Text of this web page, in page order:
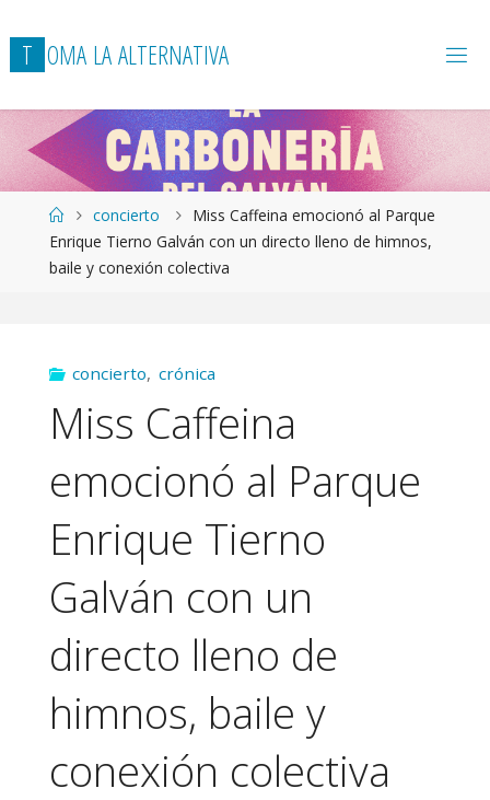
T OMA LAALTERNATIVA
Página
de
Inicio
concierto
Miss Caffeina emocionó al Parque
Enrique Tierno Galván con un directo lleno de himnos,
baile y conexión colectiva
concierto, crónica
Miss Caffeina
emocionó al Parque
Enrique Tierno
Galván con un
directo lleno de
himnos, baile y
conexión colectiva